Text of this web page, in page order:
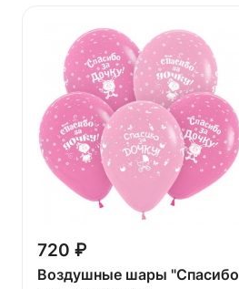
720 ₽
Воздушные шары "Спасибо